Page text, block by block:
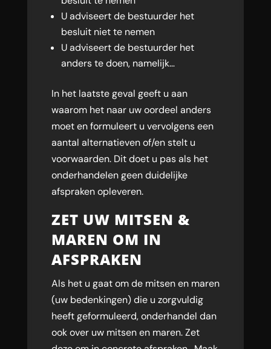
U adviseert de bestuurder het
besluit niet te nemen
U adviseert de bestuurder het
anders te doen, namelijk…
In het laatste geval geeft u aan
waarom het naar uw oordeel anders
moet en formuleert u vervolgens een
aantal alternatieven of/en stelt u
voorwaarden. Dit doet u pas als het
onderhandelen geen duidelijke
afspraken opleveren.
ZET UW MITSEN &
MAREN OM IN
AFSPRAKEN
Als het u gaat om de mitsen en maren
(uw bedenkingen) die u zorgvuldig
heeft geformuleerd, onderhandel dan
ook over uw mitsen en maren. Zet